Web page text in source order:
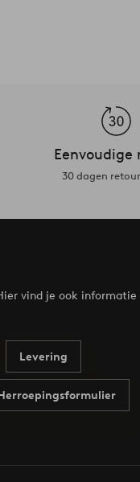
raden we je aan om
Eenvoudige
30 dagen
vind je ook informatie
Levering